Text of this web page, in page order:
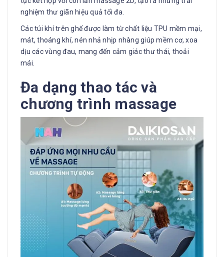
nghiệm thư giãn hiệu quả tối đa.
Các túi khí trên ghế được làm từ chất liệu TPU mềm mại,
mát, thoáng khí, nén nhả nhịp nhàng giúp mềm cơ, xoa
dịu các vùng đau, mang đến cảm giác thư thái, thoải
mái.
Đa dạng thao tác và
chương trình massage